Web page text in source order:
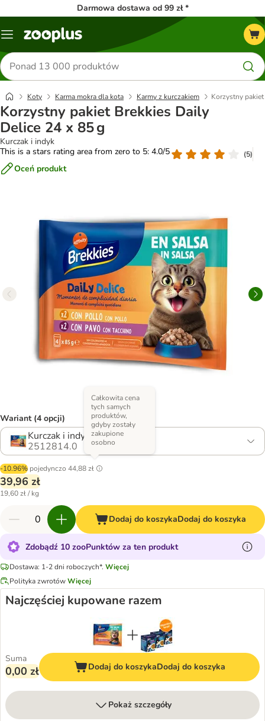
Darmowa dostawa od 99 zł *
Menu
Szukaj
produktów
Koty Karma mokra dla kota Karmy z kurczakiem Korzystny
Korzystny pakiet Brekkies Daily
Delice 24 x 85 g
Kurczak i indyk
This is a stars rating area from zero to 5: 4.0/5
(5)
Oceń produkt
Wariant (4 opcji)
Kurczak i indyk
2512814.0
-10.96% pojedynczo 44,88 zł
Całkowita cena
tych samych
produktów,
gdyby zostały
zakupione
osobno
39,96 zł
19,60 zł / kg
Dodaj do koszykaDodaj do koszyka
Zdobądź 10 zooPunktów za ten produkt
Dostawa: 1-2 dni roboczych*. Więcej
Polityka zwrotówWięcej
Najczęściej kupowane razem
Suma
0,00 zł Dodaj do koszykaDodaj do koszyka
Pokaż szczegóły